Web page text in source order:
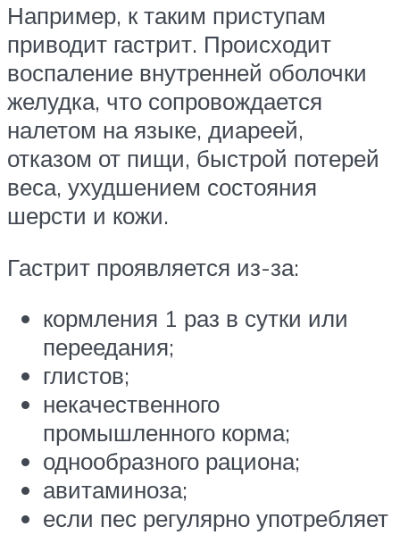
Например, к таким приступам
приводит гастрит. Происходит
воспаление внутренней оболочки
желудка, что сопровождается
налетом на языке, диареей,
отказом от пищи, быстрой потерей
веса, ухудшением состояния
шерсти и кожи.
Гастрит проявляется из-за:
кормления 1 раз в сутки или
переедания;
глистов;
некачественного
промышленного корма;
однообразного рациона;
авитаминоза;
если пес регулярно употребляет